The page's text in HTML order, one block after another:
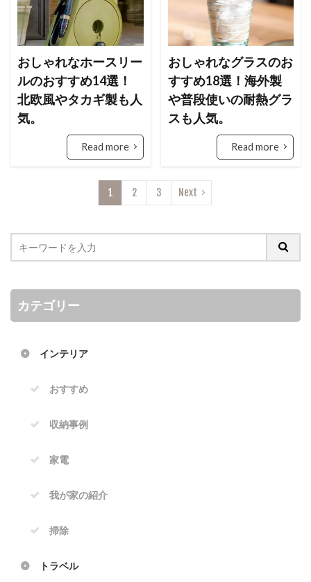
おしゃれなホースリー
ルのおすすめ14選！
北欧風やタカギ製も人
気。
Read more
おしゃれなグラスのお
すすめ18選！海外製
や普段使いの耐熱グラ
スも人気。
Read more
1 2 3 Next
カテゴリー
インテリア
おすすめ
収納事例
家電
我が家の紹介
掃除
トラベル